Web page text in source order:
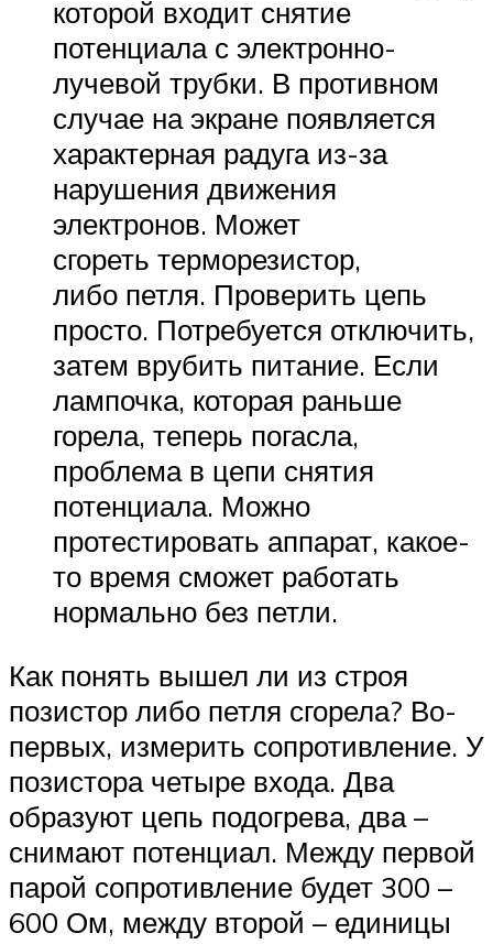
которой входит снятие
потенциала с электронно-
лучевой трубки. В противном
случае на экране появляется
характерная радуга из-за
нарушения движения
электронов. Может
сгореть терморезистор,
либо петля. Проверить цепь
просто. Потребуется отключить,
затем врубить питание. Если
лампочка, которая раньше
горела, теперь погасла,
проблема в цепи снятия
потенциала. Можно
протестировать аппарат, какое-
то время сможет работать
нормально без петли.
Как понять вышел ли из строя
позистор либо петля сгорела? Во-
первых, измерить сопротивление. У
позистора четыре входа. Два
образуют цепь подогрева, два –
снимают потенциал. Между первой
парой сопротивление будет 300 –
600 Ом, между второй – единицы